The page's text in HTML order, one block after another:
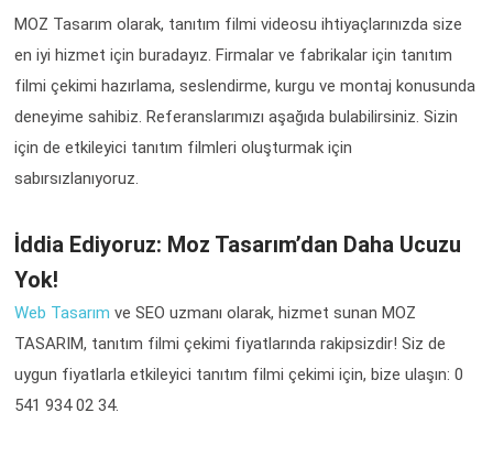
MOZ Tasarım olarak, tanıtım filmi videosu ihtiyaçlarınızda size
en iyi hizmet için buradayız. Firmalar ve fabrikalar için tanıtım
filmi çekimi hazırlama, seslendirme, kurgu ve montaj konusunda
deneyime sahibiz. Referanslarımızı aşağıda bulabilirsiniz. Sizin
için de etkileyici tanıtım filmleri oluşturmak için
sabırsızlanıyoruz.
İddia Ediyoruz: Moz Tasarım’dan Daha Ucuzu
Yok!
Web Tasarım ve SEO uzmanı olarak, hizmet sunan MOZ
TASARIM, tanıtım filmi çekimi fiyatlarında rakipsizdir! Siz de
uygun fiyatlarla etkileyici tanıtım filmi çekimi için, bize ulaşın: 0
541 934 02 34.